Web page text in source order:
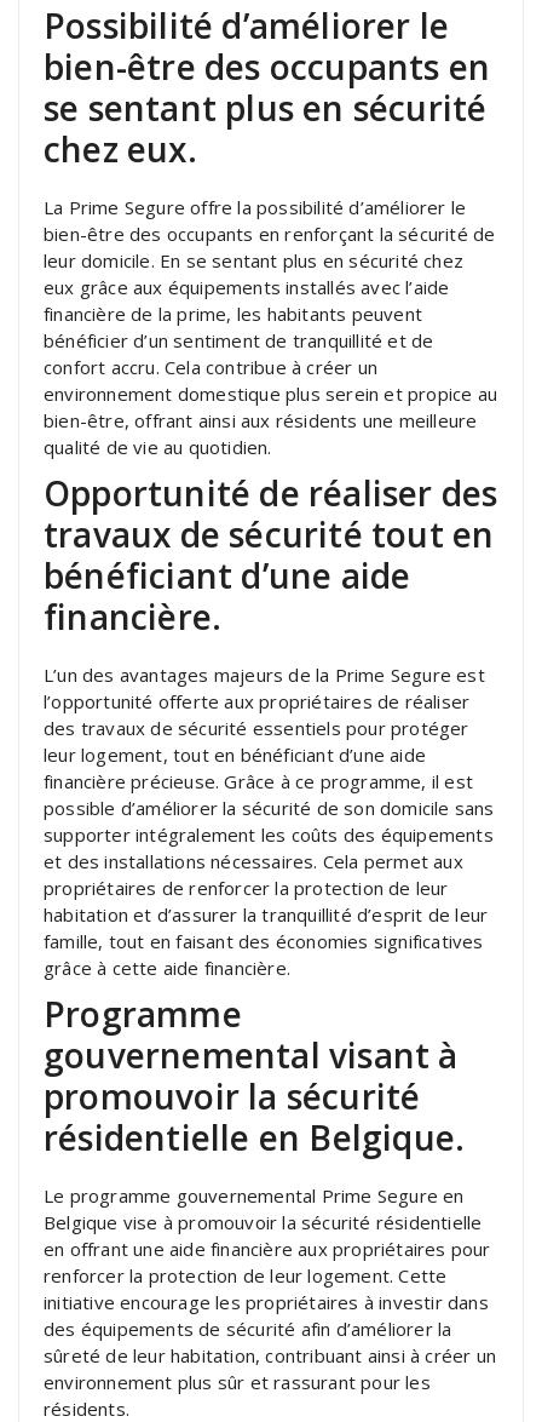
Possibilité d’améliorer le
bien-être des occupants en
se sentant plus en sécurité
chez eux.
La Prime Segure offre la possibilité d’améliorer le
bien-être des occupants en renforçant la sécurité de
leur domicile. En se sentant plus en sécurité chez
eux grâce aux équipements installés avec l’aide
financière de la prime, les habitants peuvent
bénéficier d’un sentiment de tranquillité et de
confort accru. Cela contribue à créer un
environnement domestique plus serein et propice au
bien-être, offrant ainsi aux résidents une meilleure
qualité de vie au quotidien.
Opportunité de réaliser des
travaux de sécurité tout en
bénéficiant d’une aide
financière.
L’un des avantages majeurs de la Prime Segure est
l’opportunité offerte aux propriétaires de réaliser
des travaux de sécurité essentiels pour protéger
leur logement, tout en bénéficiant d’une aide
financière précieuse. Grâce à ce programme, il est
possible d’améliorer la sécurité de son domicile sans
supporter intégralement les coûts des équipements
et des installations nécessaires. Cela permet aux
propriétaires de renforcer la protection de leur
habitation et d’assurer la tranquillité d’esprit de leur
famille, tout en faisant des économies significatives
grâce à cette aide financière.
Programme
gouvernemental visant à
promouvoir la sécurité
résidentielle en Belgique.
Le programme gouvernemental Prime Segure en
Belgique vise à promouvoir la sécurité résidentielle
en offrant une aide financière aux propriétaires pour
renforcer la protection de leur logement. Cette
initiative encourage les propriétaires à investir dans
des équipements de sécurité afin d’améliorer la
sûreté de leur habitation, contribuant ainsi à créer un
environnement plus sûr et rassurant pour les
résidents.